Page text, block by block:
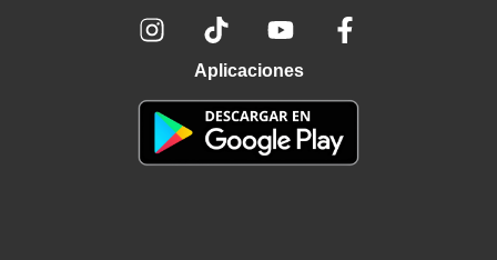
Aplicaciones